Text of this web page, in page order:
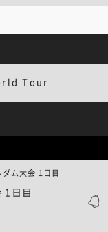
Tour
1日目
ム大会 1日目